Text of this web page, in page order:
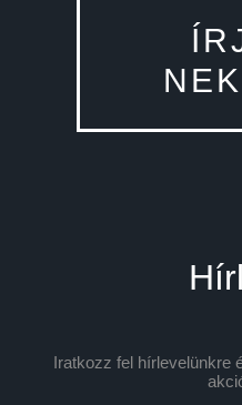
Iratkozz fel hírlevelünkre